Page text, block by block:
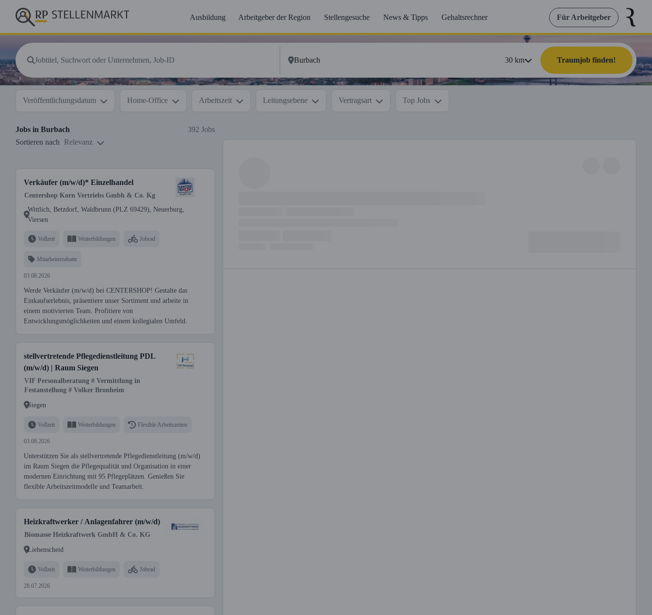
Ausbildung Arbeitgeber der Region Stellengesuche News & Tipps Gehaltsrechner Für Arbeitgeber
30km Traumjob finden!
Veröffentlichungsdatum Home-Office Arbeitszeit Leitungsebene Vertragsart Top Jobs
Jobs in Burbach
392 Jobs
Sortieren nach
Relevanz
Verkäufer (m/w/d)* Einzelhandel
Centershop Korn Vertriebs Gmbh & Co. Kg
Wittlich, Betzdorf, Waldbrunn (PLZ 69429), Neuerburg,
Viersen
Vollzeit Weiterbildungen Jobrad
Mitarbeiterrabatte
03.08.2026
Werde Verkäufer (m/w/d) bei CENTERSHOP! Gestalte das
Einkaufserlebnis, präsentiere unser Sortiment und arbeite in
einem motivierten Team. Profitiere von
Entwicklungsmöglichkeiten und einem kollegialen Umfeld.
stellvertretende Pflegedienstleitung PDL
(m/w/d) | Raum Siegen
VIF Personalberatung # Vermittlung in
Festanstellung # Volker Bronheim
Siegen
Vollzeit Weiterbildungen Flexible Arbeitszeiten
03.08.2026
Unterstützen Sie als stellvertretende Pflegedienstleitung (m/w/d)
im Raum Siegen die Pflegequalität und Organisation in einer
modernen Einrichtung mit 95 Pflegeplätzen. Genießen Sie
flexible Arbeitszeitmodelle und Teamarbeit.
Heizkraftwerker / Anlagenfahrer (m/w/d)
Biomasse Heizkraftwerk GmbH & Co. KG
Liebenscheid
Vollzeit Weiterbildungen Jobrad
28.07.2026